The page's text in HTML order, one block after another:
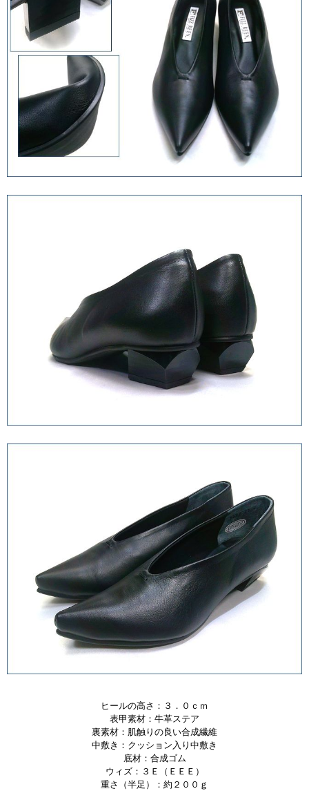
ヒールの高さ：３．０ｃｍ
表甲素材：牛革ステア
裏素材：肌触りの良い合成繊維
中敷き：クッション入り中敷き
底材：合成ゴム
ウィズ：３Ｅ（ＥＥＥ）
重さ（半足）：約２００ｇ